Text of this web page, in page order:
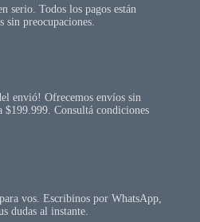
serio. Todos los pagos están
sin preocupaciones.
envió! Ofrecemos envíos sin
$199.999. Consultá condiciones
vos. Escribinos por WhatsApp,
dudas al instante.